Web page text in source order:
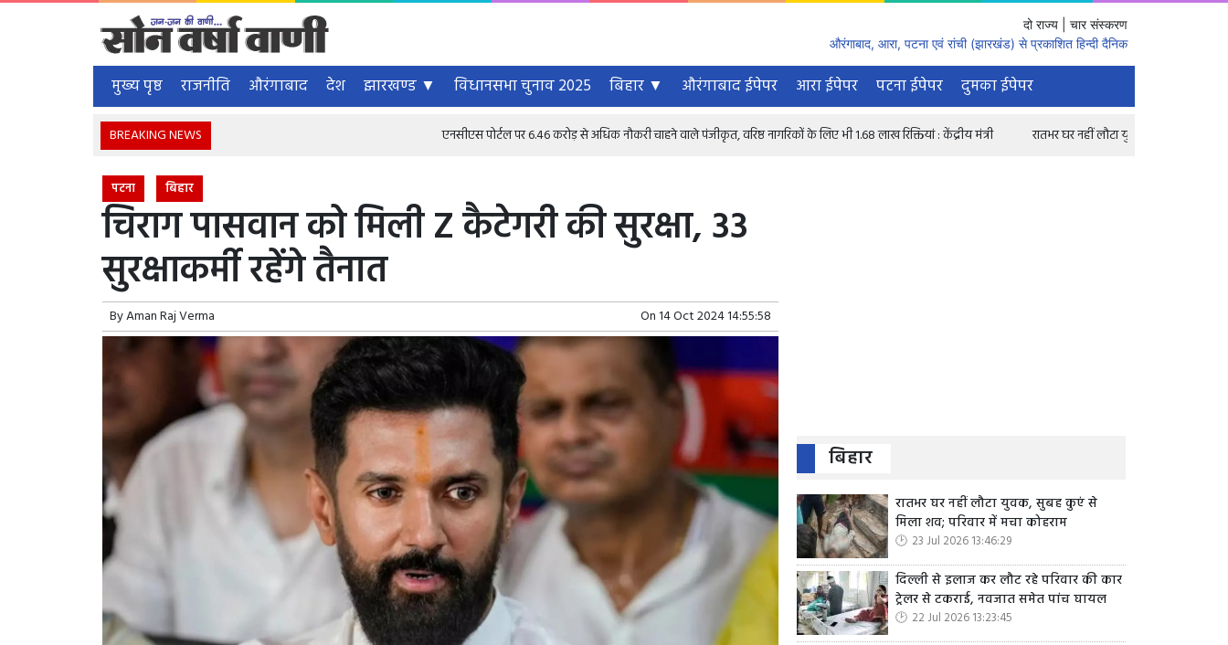
दो राज्य | चार संस्करण
औरंगाबाद, आरा, पटना एवं रांची (झारखंड) से प्रकाशित हिन्दी दैनिक
मुख्य पृष्ठ राजनीति औरंगाबाद देश झारखण्ड ▼ विधानसभा चुनाव 2025 बिहार ▼ औरंगाबाद ईपेपर आरा ईपेपर पटना ईपेपर दुमका ईपेपर
BREAKING NEWS एनसीएस पोर्टल पर 6.46 करोड़ से अधिक नौकरी चाहने वाले पंजीकृत, वरिष्ठ नागरिकों के लिए भी 1.68 लाख रिक्तियां : केंद्रीय मंत्री रातभर घर नहीं लौटा युवक, सुबह कुएं से मिला शव;
पटना बिहार
चिराग पासवान को मिली Z कैटेगरी की सुरक्षा, 33
सुरक्षाकर्मी रहेंगे तैनात
ByAman Raj Verma On14 Oct 2024 14:55:58
बिहार
रातभर घर नहीं लौटा युवक, सुबह कुएं से
मिला शव; परिवार में मचा कोहराम
23 Jul 2026 13:46:29
दिल्ली से इलाज कर लौट रहे परिवार की कार
ट्रेलर से टकराई, नवजात समेत पांच घायल
22 Jul 2026 13:23:45